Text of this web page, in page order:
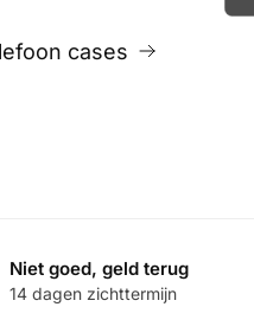
cases
Niet goed, geld terug
14 dagen zichttermijn